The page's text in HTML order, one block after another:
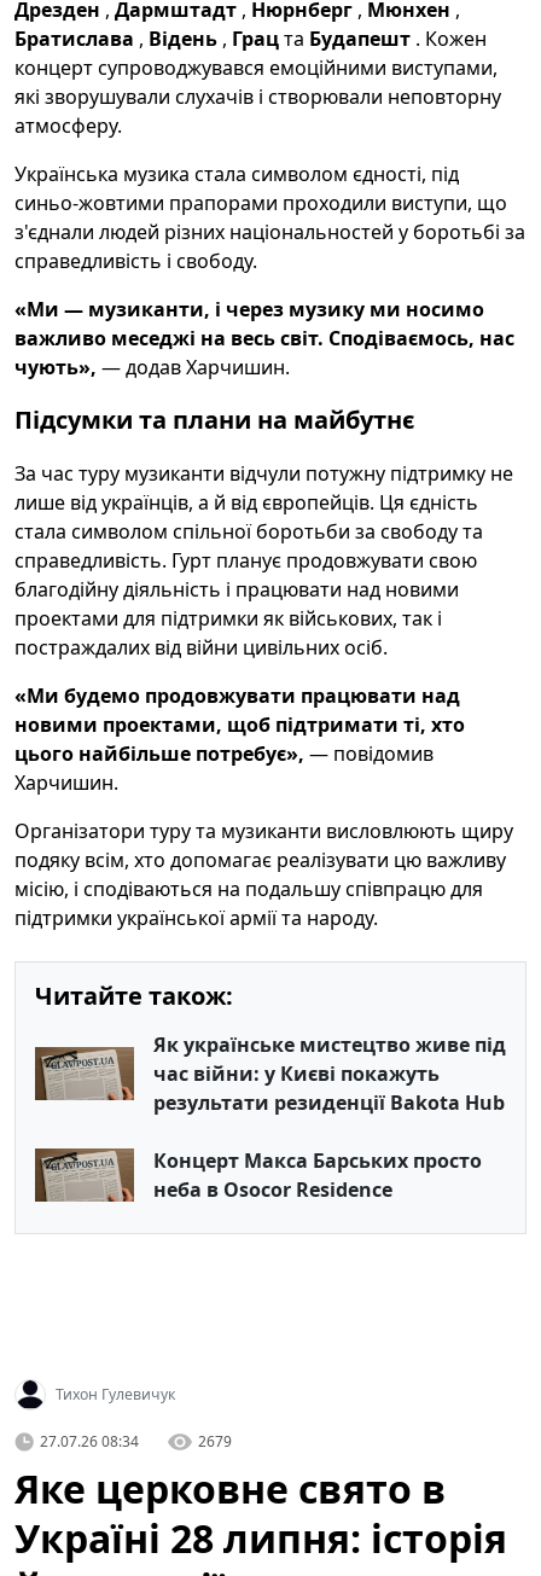
Дрезден , Дармштадт , Нюрнберг , Мюнхен ,
Братислава , Відень , Грацта Будапешт . Кожен
концерт супроводжувався емоційними виступами,
які зворушували слухачів і створювали неповторну
атмосферу.
Українська музика стала символом єдності, під
синьо-жовтими прапорами проходили виступи, що
з'єднали людей різних національностей у боротьбі за
справедливість і свободу.
«Ми — музиканти, і через музику ми носимо
важливо меседжі на весь світ. Сподіваємось, нас
чують», — додав Харчишин.
Підсумки та плани на майбутнє
За час туру музиканти відчули потужну підтримку не
лише від українців, а й від європейців. Ця єдність
стала символом спільної боротьби за свободу та
справедливість. Гурт планує продовжувати свою
благодійну діяльність і працювати над новими
проектами для підтримки як військових, так і
постраждалих від війни цивільних осіб.
«Ми будемо продовжувати працювати над
новими проектами, щоб підтримати ті, хто
цього найбільше потребує», — повідомив
Харчишин.
Організатори туру та музиканти висловлюють щиру
подяку всім, хто допомагає реалізувати цю важливу
місію, і сподіваються на подальшу співпрацю для
підтримки української армії та народу.
Читайте також:
Як українське мистецтво живе під
час війни: у Києві покажуть
результати резиденції Bakota Hub
Концерт Макса Барських просто
неба в Osocor Residence
Тихон Гулевичук
27.07.26 08:34 2679
Яке церковне свято в
Україні 28 липня: історія